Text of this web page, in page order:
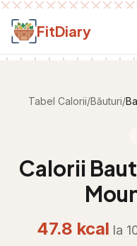
Salt la conținut
FitDiary
Tabel Calorii/Băuturi/
Calorii
47.8 kcal la